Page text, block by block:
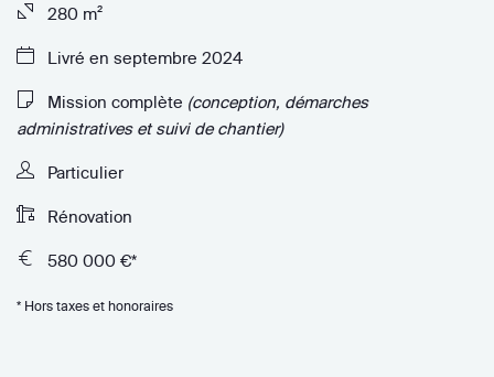
280 m²
Livré en septembre 2024
Mission complète (conception, démarches
administratives et suivi de chantier)
Particulier
Rénovation
580 000 €*
* Hors taxes et honoraires